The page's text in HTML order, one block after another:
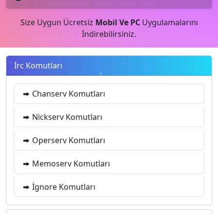
Size Uygun Ücretsiz Mobil Ve PC Uygulamalarını
İndirebilirsiniz.
İrc Komutları
Chanserv Komutları
Nickserv Komutları
Operserv Komutları
Memoserv Komutları
İgnore Komutları